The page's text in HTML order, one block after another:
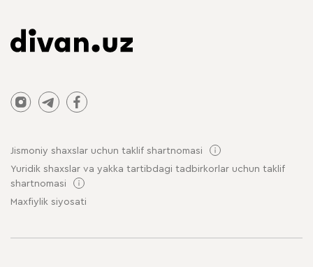
Jismoniy shaxslar uchun taklif shartnomasi
Yuridik shaxslar va yakka tartibdagi tadbirkorlar uchun taklif
shartnomasi
Maxfiylik siyosati